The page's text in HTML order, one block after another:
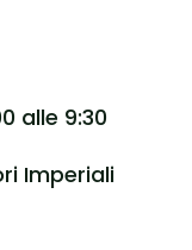
alle 9:30
Imperiali